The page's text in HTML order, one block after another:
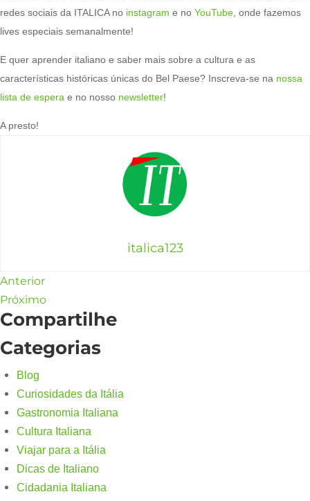
redes sociais da ITALICA no instagram e no YouTube , onde fazemos
lives especiais semanalmente!
E quer aprender italiano e saber mais sobre a cultura e as
características históricas únicas do Bel Paese? Inscreva-se na nossa
lista de espera e no nosso newsletter!
A presto!
italica123
Anterior
Próximo
Compartilhe
Categorias
Blog
Curiosidades da Itália
Gastronomia Italiana
Cultura Italiana
Viajar para a Itália
Dicas de Italiano
Cidadania Italiana